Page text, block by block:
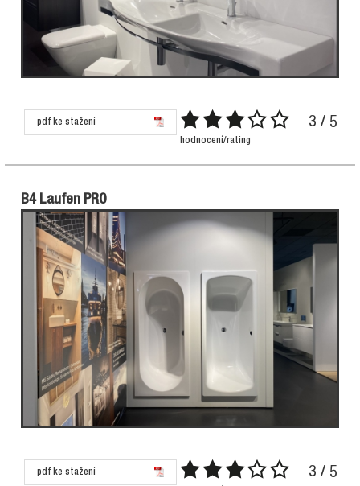
pdf ke stažení 3 / 5
hodnocení/rating
B4 Laufen PRO
pdf ke stažení 3 / 5